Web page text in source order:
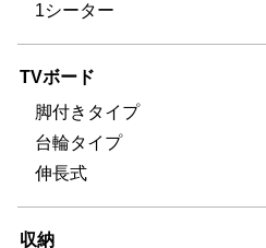
1シーター
TVボード
脚付きタイプ
台輪タイプ
伸長式
収納